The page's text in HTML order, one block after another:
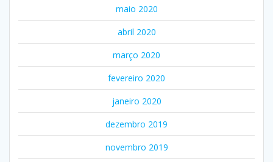
maio 2020
abril 2020
março 2020
fevereiro 2020
janeiro 2020
dezembro 2019
novembro 2019